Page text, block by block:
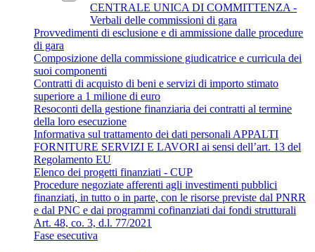
CENTRALE UNICA DI COMMITTENZA -
Verbali delle commissioni di gara
Provvedimenti di esclusione e di ammissione dalle procedure
di gara
Composizione della commissione giudicatrice e curricula dei
suoi componenti
Contratti di acquisto di beni e servizi di importo stimato
superiore a 1 milione di euro
Resoconti della gestione finanziaria dei contratti al termine
della loro esecuzione
Informativa sul trattamento dei dati personali APPALTI
FORNITURE SERVIZI E LAVORI ai sensi dell’art. 13 del
Regolamento EU
Elenco dei progetti finanziati - CUP
Procedure negoziate afferenti agli investimenti pubblici
finanziati, in tutto o in parte, con le risorse previste dal PNRR
e dal PNC e dai programmi cofinanziati dai fondi strutturali
Art. 48, co. 3, d.l. 77/2021
Fase esecutiva